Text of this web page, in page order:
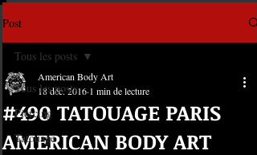
Post
Tous les posts
Piercing
Tatouage
Tous les posts
#490 TATOUAGE PARIS
AMERICAN BODY ART
American Body Art
18 déc. 2016 1 min de lecture